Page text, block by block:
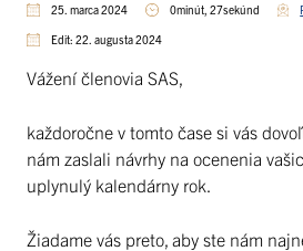
25. marca 2024 0minút, 27sekúnd
Edit: 22. augusta 2024
Vážení členovia SAS,
každoročne v tomto čase si vás
nám zaslali návrhy na ocenenia
uplynulý kalendárny rok.
Žiadame vás preto, aby ste nám